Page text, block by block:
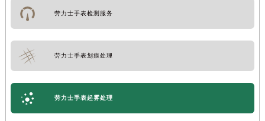
劳力士手表检测服务
劳力士手表划痕处理
劳力士手表起雾处理